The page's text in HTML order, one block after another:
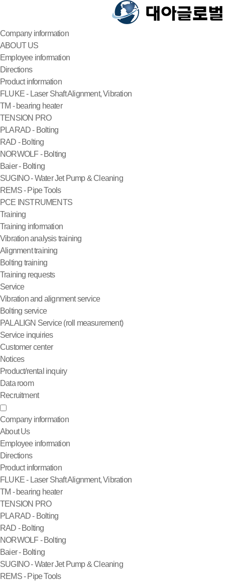
Company information
ABOUT US
Employee information
Directions
Product information
FLUKE - Laser Shaft Alignment, Vibration
TM - bearing heater
TENSION PRO
PLARAD - Bolting
RAD - Bolting
NORWOLF - Bolting
Baier - Bolting
SUGINO - Water Jet Pump & Cleaning
REMS - Pipe Tools
PCE INSTRUMENTS
Training
Training information
Vibration analysis training
Alignment training
Bolting training
Training requests
Service
Vibration and alignment service
Bolting service
PALALIGN Service (roll measurement)
Service inquiries
Customer center
Notices
Product/rental inquiry
Data room
Recruitment
Company information
About Us
Employee information
Directions
Product information
FLUKE - Laser Shaft Alignment, Vibration
TM - bearing heater
TENSION PRO
PLARAD - Bolting
RAD - Bolting
NORWOLF - Bolting
Baier - Bolting
SUGINO - Water Jet Pump & Cleaning
REMS - Pipe Tools